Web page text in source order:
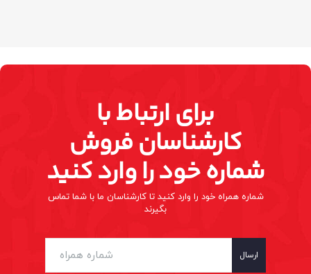
برای ارتباط با
کارشناسان فروش
شماره خود را وارد کنید
شماره همراه خود را وارد کنید تا کارشناسان ما با شما تماس
بگیرند
ارسال